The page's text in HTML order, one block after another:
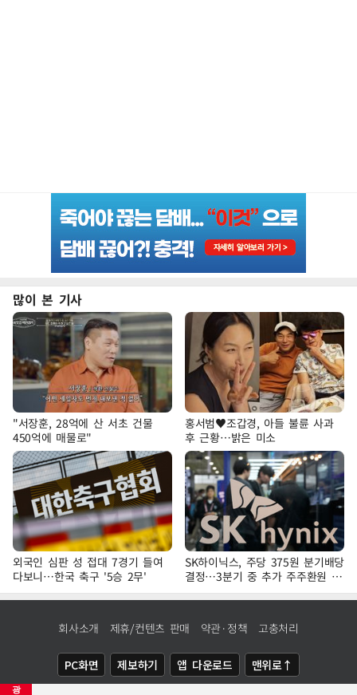
광
많이 본 기사
"서장훈, 28억에 산 서초 건물
450억에 매물로"
홍서범♥조갑경, 아들 불륜 사과
후 근황…밝은 미소
외국인 심판 성 접대 7경기 들여
다보니…한국 축구 '5승 2무'
SK하이닉스, 주당 375원 분기배당
결정…3분기 중 추가 주주환원 발
표
회사소개 제휴/컨텐츠 판매 약관·정책 고충처리
PC화면 제보하기 앱 다운로드 맨위로↑